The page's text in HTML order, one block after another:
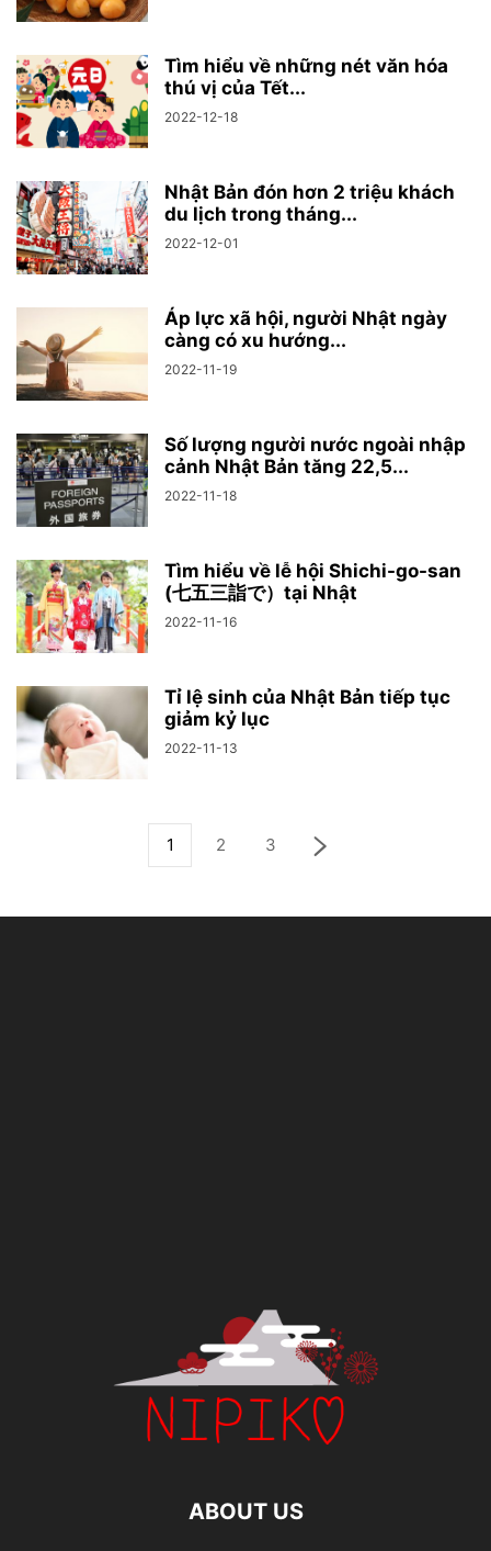
Tìm hiểu về những nét văn hóa
thú vị của Tết...
2022-12-18
Nhật Bản đón hơn 2 triệu khách
du lịch trong tháng...
2022-12-01
Áp lực xã hội, người Nhật ngày
càng có xu hướng...
2022-11-19
Số lượng người nước ngoài nhập
cảnh Nhật Bản tăng 22,5...
2022-11-18
Tìm hiểu về lễ hội Shichi-go-san
(七五三詣で）tại Nhật
2022-11-16
Tỉ lệ sinh của Nhật Bản tiếp tục
giảm kỷ lục
2022-11-13
1 2 3
ABOUT US